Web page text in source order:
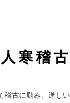
寒稽
稽古に励み、逞し